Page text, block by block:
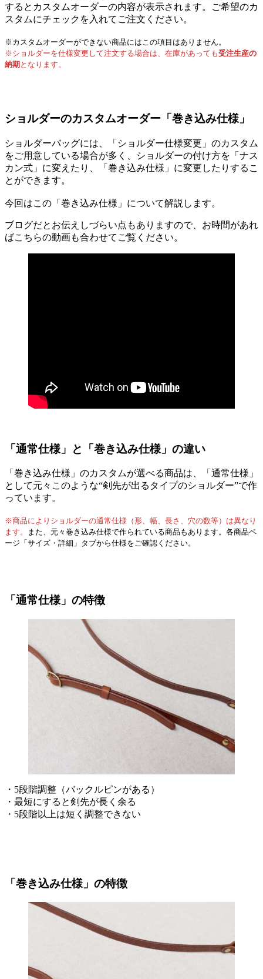
するとカスタムオーダーの内容が表示されます。ご希望のカ
スタムにチェックを入れてご注文ください。
※カスタムオーダーができない商品にはこの項目はありません。
※ショルダーを仕様変更して注文する場合は、在庫があっても受注生産の
納期となります。
ショルダーのカスタムオーダー「巻き込み仕様」
ショルダーバッグには、「ショルダー仕様変更」のカスタム
をご用意している場合が多く、ショルダーの付け方を「ナス
カン式」に変えたり、「巻き込み仕様」に変更したりするこ
とができます。
今回はこの「巻き込み仕様」について解説します。
ブログだとお伝えしづらい点もありますので、お時間があれ
ばこちらの動画も合わせてご覧ください。
「通常仕様」と「巻き込み仕様」の違い
「巻き込み仕様」のカスタムが選べる商品は、「通常仕様」
として元々このような“剣先が出るタイプのショルダー”で作
っています。
※商品によりショルダーの通常仕様（形、幅、長さ、穴の数等）は異なり
ます。
また、元々巻き込み仕様で作られている商品もあります。各商品ペ
ージ「サイズ・詳細」タブから仕様をご確認ください。
「通常仕様」の特徴
・5段階調整（バックルピンがある）
・最短にすると剣先が長く余る
・5段階以上は短く調整できない
「巻き込み仕様」の特徴